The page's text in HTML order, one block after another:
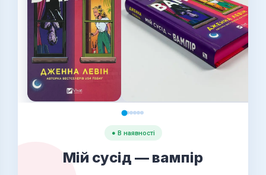
● В наявності
Мій сусід — вампір